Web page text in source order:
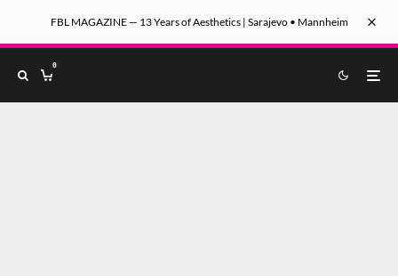
FBL MAGAZINE — 13 Years of Aesthetics | Sarajevo • Mannheim
0